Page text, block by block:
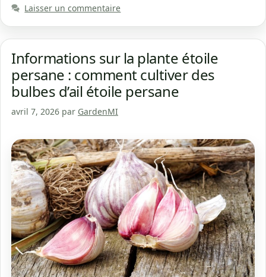
Laisser un commentaire
Informations sur la plante étoile
persane : comment cultiver des
bulbes d’ail étoile persane
avril 7, 2026 par GardenMI